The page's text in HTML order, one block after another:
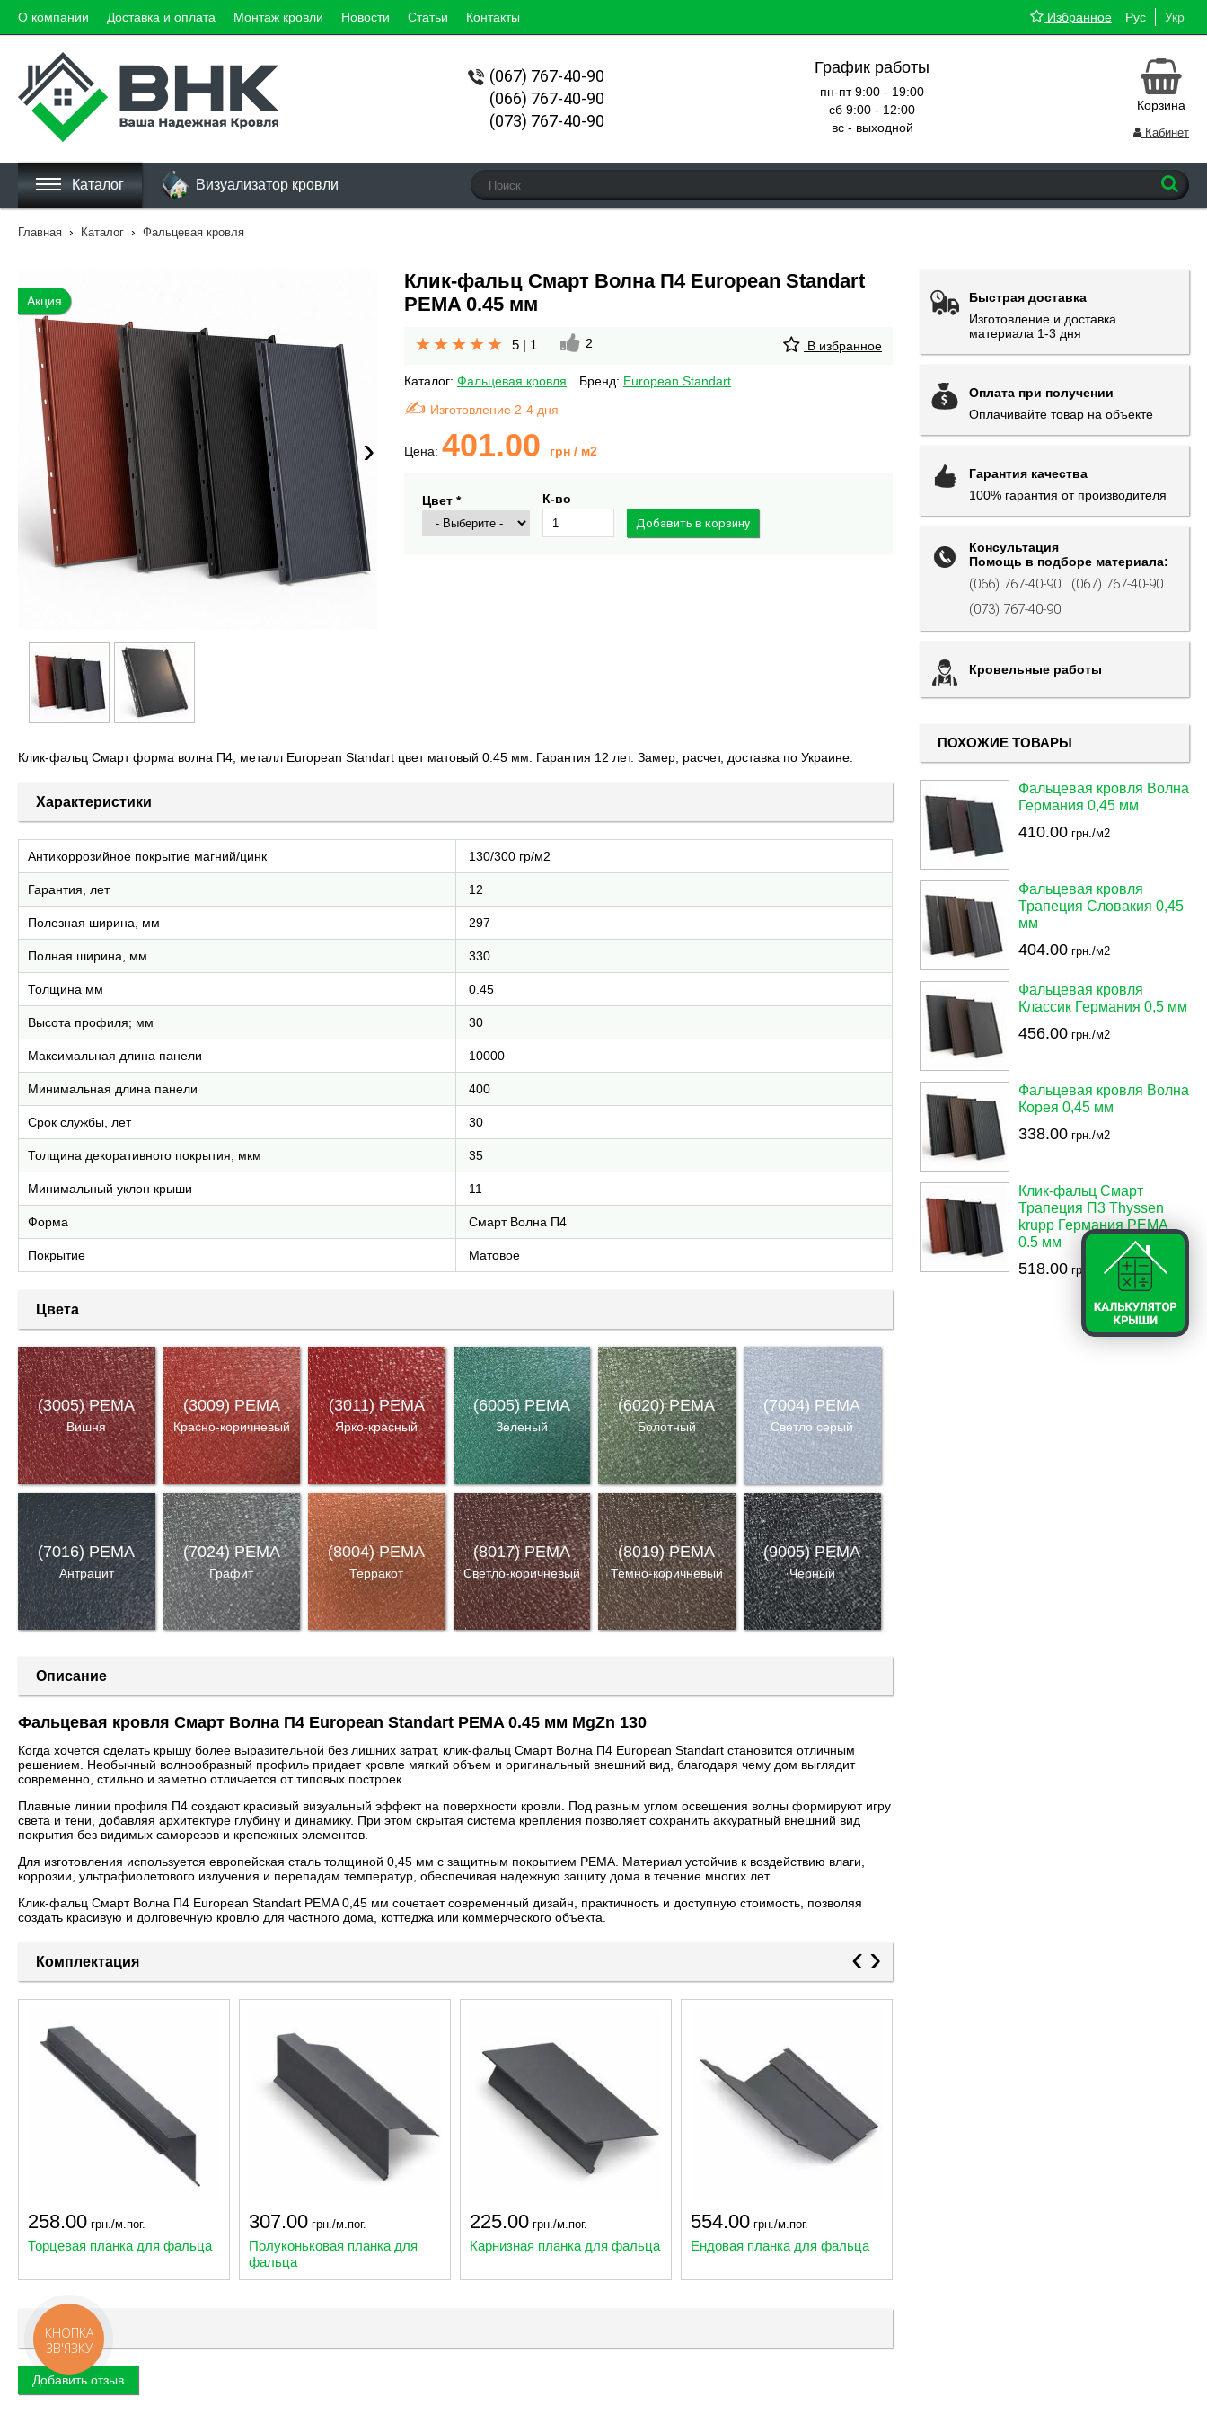
Рус Укр
Избранное
О компании Доставка и оплата Монтаж кровли Новости Статьи Контакты
(067) 767-40-90
(066) 767-40-90
(073) 767-40-90
График работы
пн-пт 9:00 - 19:00
сб 9:00 - 12:00
вс - выходной
Корзина
Кабинет
Каталог Визуализатор кровли
Главная › Каталог › Фальцевая кровля
›
Акция
Клик-фальц Смарт Волна П4 European Standart
PEMA 0.45 мм
5 | 1 2 В избранное
Каталог: Фальцевая кровля Бренд: European Standart
Изготовление 2-4 дня
Цена: 401.00 грн / м2
Цвет * К-во
Клик-фальц Смарт форма волна П4, металл European Standart цвет матовый 0.45 мм. Гарантия 12 лет. Замер, расчет, доставка по Украине.
Характеристики
Антикоррозийное покрытие магний/цинк 130/300 гр/м2
Гарантия, лет 12
Полезная ширина, мм 297
Полная ширина, мм 330
Толщина мм 0.45
Высота профиля; мм 30
Максимальная длина панели 10000
Минимальная длина панели 400
Срок службы, лет 30
Толщина декоративного покрытия, мкм 35
Минимальный уклон крыши 11
Форма Смарт Волна П4
Покрытие Матовое
Цвета
(3005) PEMA
Вишня
(3009) PEMA
Красно-коричневый
(3011) PEMA
Ярко-красный
(6005) PEMA
Зеленый
(6020) PEMA
Болотный
(7004) PEMA
Светло серый
(7016) PEMA
Антрацит
(7024) PEMA
Графит
(8004) PEMA
Терракот
(8017) PEMA
Светло-коричневый
(8019) PEMA
Темно-коричневый
(9005) PEMA
Черный
Описание
Фальцевая кровля Смарт Волна П4 European Standart PEMA 0.45 мм MgZn 130
Когда хочется сделать крышу более выразительной без лишних затрат, клик-фальц Смарт Волна П4 European Standart становится отличным
решением. Необычный волнообразный профиль придает кровле мягкий объем и оригинальный внешний вид, благодаря чему дом выглядит
современно, стильно и заметно отличается от типовых построек.
Плавные линии профиля П4 создают красивый визуальный эффект на поверхности кровли. Под разным углом освещения волны формируют игру
света и тени, добавляя архитектуре глубину и динамику. При этом скрытая система крепления позволяет сохранить аккуратный внешний вид
покрытия без видимых саморезов и крепежных элементов.
Для изготовления используется европейская сталь толщиной 0,45 мм с защитным покрытием PEMA. Материал устойчив к воздействию влаги,
коррозии, ультрафиолетового излучения и перепадам температур, обеспечивая надежную защиту дома в течение многих лет.
Клик-фальц Смарт Волна П4 European Standart PEMA 0,45 мм сочетает современный дизайн, практичность и доступную стоимость, позволяя
создать красивую и долговечную кровлю для частного дома, коттеджа или коммерческого объекта.
Комплектация ‹ ›
258.00 грн./м.пог.
Торцевая планка для фальца
307.00 грн./м.пог.
Полуконьковая планка для
фальца
225.00 грн./м.пог.
Карнизная планка для фальца
554.00 грн./м.пог.
Ендовая планка для фальца
Отзывы
Добавить отзыв
Быстрая доставка
Изготовление и доставка
материала 1-3 дня
Оплата при получении
Оплачивайте товар на объекте
Гарантия качества
100% гарантия от производителя
Консультация
Помощь в подборе материала:
(066) 767-40-90
(067) 767-40-90
(073) 767-40-90
Кровельные работы
ПОХОЖИЕ ТОВАРЫ
Фальцевая кровля Волна
Германия 0,45 мм
410.00 грн./м2
Фальцевая кровля
Трапеция Словакия 0,45
мм
404.00 грн./м2
Фальцевая кровля
Классик Германия 0,5 мм
456.00 грн./м2
Фальцевая кровля Волна
Корея 0,45 мм
338.00 грн./м2
Клик-фальц Смарт
Трапеция П3 Thyssen
krupp Германия PEMA
0.5 мм
518.00 грн./м2
КНОПКА
ЗВ'ЯЗКУ